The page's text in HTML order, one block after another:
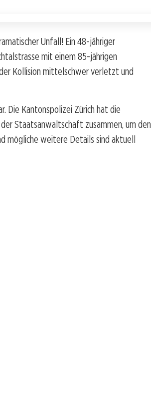
Unfall! Ein 48-jähriger
mit einem 85-jährigen
Kollision mittelschwer verletzt und
Die Kantonspolizei Zürich hat die
Staatsanwaltschaft zusammen, um den
mögliche weitere Details sind aktuell